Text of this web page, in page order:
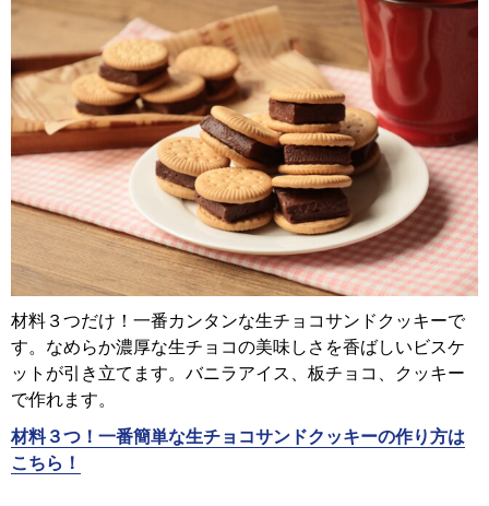
材料３つだけ！一番カンタンな生チョコサンドクッキーで
す。なめらか濃厚な生チョコの美味しさを香ばしいビスケ
ットが引き立てます。バニラアイス、板チョコ、クッキー
で作れます。
材料３つ！一番簡単な生チョコサンドクッキーの作り方は
こちら！